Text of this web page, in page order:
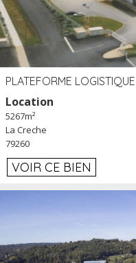
Location
5267m²
La Creche
79260
VOIR CE BIEN